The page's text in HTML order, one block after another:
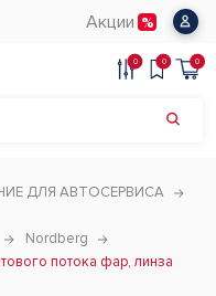
Акции
0 0 0
ДЛЯ АВТОСЕРВИСА
Nordberg
потока фар, линза